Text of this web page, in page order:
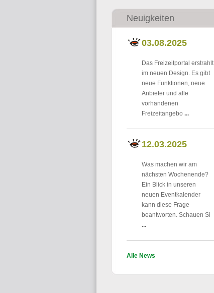
Neuigkeiten
03.08.2025
Das Freizeitportal erstrahlt
im neuen Design. Es gibt
neue Funktionen, neue
Anbieter und alle
vorhandenen
Freizeitangebo ...
12.03.2025
Was machen wir am
nächsten Wochenende?
Ein Blick in unseren
neuen Eventkalender
kann diese Frage
beantworten. Schauen Si
...
Alle News